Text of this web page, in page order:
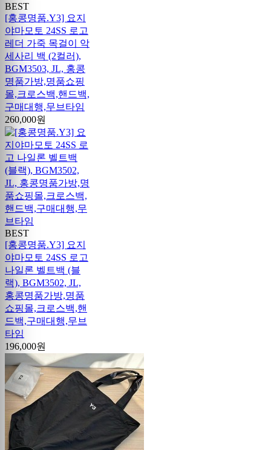
BEST
[홍콩명품.Y3] 요지
야마모토 24SS 로고
레더 가죽 목걸이 악
세사리 백 (2컬러),
BGM3503, JL, 홍콩
명품가방,명품쇼핑
몰,크로스백,핸드백,
구매대행,무브타임
260,000원
BEST
[홍콩명품.Y3] 요지
야마모토 24SS 로고
나일론 벨트백 (블
랙), BGM3502, JL,
홍콩명품가방,명품
쇼핑몰,크로스백,핸
드백,구매대행,무브
타임
196,000원